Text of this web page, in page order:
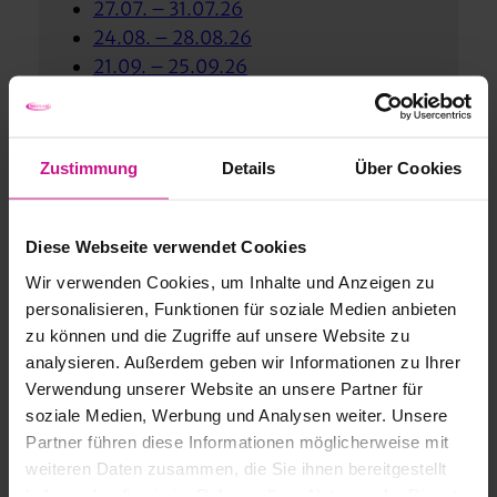
Zustimmung Details Über Cookies
Diese Webseite verwendet Cookies
Wir verwenden Cookies, um Inhalte und Anzeigen zu
personalisieren, Funktionen für soziale Medien anbieten
zu können und die Zugriffe auf unsere Website zu
analysieren. Außerdem geben wir Informationen zu Ihrer
Verwendung unserer Website an unsere Partner für
soziale Medien, Werbung und Analysen weiter. Unsere
Partner führen diese Informationen möglicherweise mit
weiteren Daten zusammen, die Sie ihnen bereitgestellt
27.07. – 31.07.26
24.08. – 28.08.26
21.09. – 25.09.26
€ 2.850,- | 5 Tage | Online-Kurs
Mindestteilnehmer:3 Personen
GERNE FÜR SIE DA